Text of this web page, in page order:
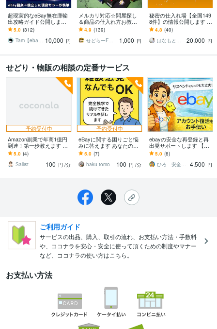
超現実的なeBay無在庫輸
出攻略ガイド公開します
【更新情報】2026/5/3更新
最新版
5.0 (312)
Tam【ebay輸出コンサルタント】 10,000 円
メルカリ対応☆問屋探し
＆商品の仕入れ方お教え
します 作者直伝☆初心者
OK!☆問屋仕入れのプロが
ノウハウを伝授！
4.9 (139)
せどらーF＠ひとりビジネスサポーター✨
1,000 円
秘密の仕入れ場【全国149
8件】の情報公開します 実
は、長期的に稼いでいる
人はここで仕入れをして
います。
4.8 (40)
はなもとりょう
20,000 円
せどり・物販の相談の定番サービス
予約受付中
Amazon副業で年商1億円
到達！第一歩教えます 副
収入を得たい方、伸び悩
んでいる方へロードマッ
プ提示します！
5.0 (4)
Sallist
100 円 /分
予約受付中
eBayに関する困りごと悩
みに答えます あなたの困
りごとに10年の経験から
アドバイスします
5.0 (7)
haku tomo
100 円 /分
ebayの安全な再登録と再
出発サポートします 【完
全版】eBayアカウント停
止からの復活マニュアル
5.0 (6)
ひろ 安全なeBayサポート
4,500 円
ご利用ガイド
サービスの出品、購入、取引の流れ、お支払い方法・手数料
や、ココナラを安心・安全に使って頂くための制度やマナー
など、ココナラの使い方はこちら。
お支払い方法